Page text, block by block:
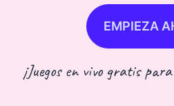
EMPIEZA
¡Juegos en vivo gratis